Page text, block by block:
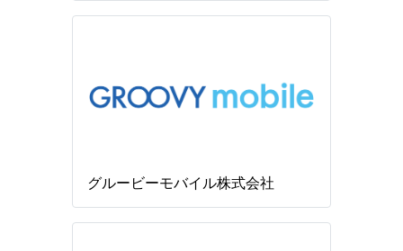
グルービーモバイル株式会社